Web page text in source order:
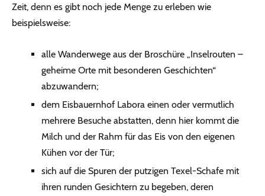
Zeit, denn es gibt noch jede Menge zu erleben wie
beispielsweise:
alle Wanderwege aus der Broschüre „Inselrouten –
geheime Orte mit besonderen Geschichten“
abzuwandern;
dem Eisbauernhof Labora einen oder vermutlich
mehrere Besuche abstatten, denn hier kommt die
Milch und der Rahm für das Eis von den eigenen
Kühen vor der Tür;
sich auf die Spuren der putzigen Texel-Schafe mit
ihren runden Gesichtern zu begeben, deren